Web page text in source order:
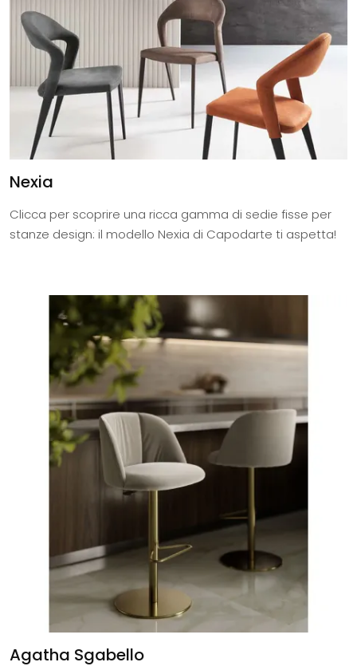
Nexia
Clicca per scoprire una ricca gamma di sedie fisse per
stanze design: il modello Nexia di Capodarte ti aspetta!
Agatha Sgabello